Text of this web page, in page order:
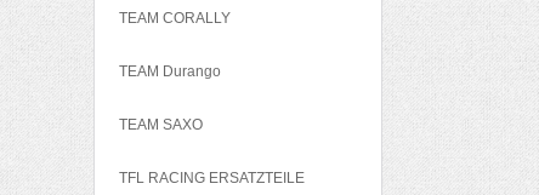
TEAM CORALLY
TEAM Durango
TEAM SAXO
TFL RACING ERSATZTEILE